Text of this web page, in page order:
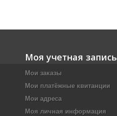
Моя учетная запись
Мои заказы
Мои платёжные квитанции
Мои адреса
Моя личная информация